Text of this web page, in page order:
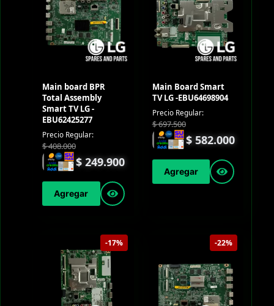
Main board BPR
Total Assembly
Smart TV LG -
EBU62425277
Precio Regular:
$408.000
$ 249.900
Agregar
Main Board Smart
TV LG -EBU64698904
Precio Regular:
$697.500
$ 582.000
Agregar
-17% -22%